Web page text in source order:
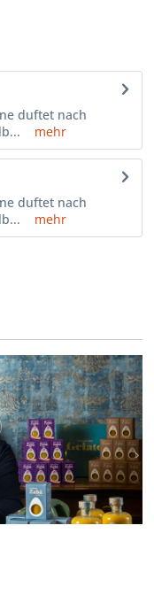
duftet nach
mehr
duftet nach
mehr